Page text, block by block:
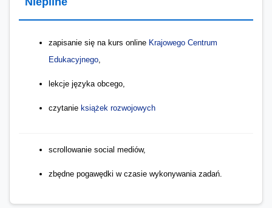
zapisanie się na kurs online Krajowego Centrum
Edukacyjnego
lekcje języka obcego,
czytanie książek rozwojowych
scrollowanie social mediów,
zbędne pogawędki w czasie wykonywania zadań.